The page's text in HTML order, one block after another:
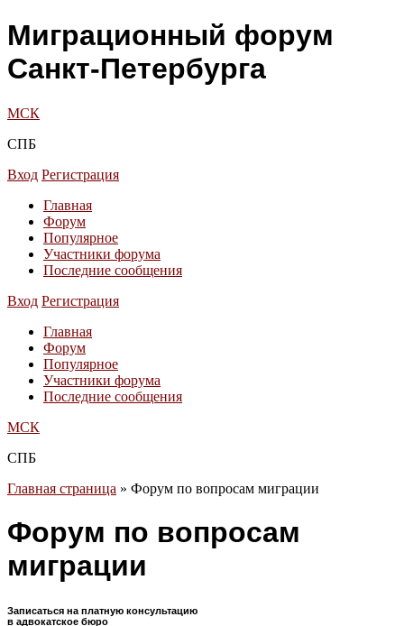
Миграционный форум
Санкт-Петербурга
МСК
СПБ
Вход Регистрация
Главная
Форум
Популярное
Участники форума
Последние сообщения
Вход Регистрация
Главная
Форум
Популярное
Участники форума
Последние сообщения
МСК
СПБ
Главная страница » Форум по вопросам миграции
Форум по вопросам
миграции
Записаться на платную консультацию
в адвокатское бюро